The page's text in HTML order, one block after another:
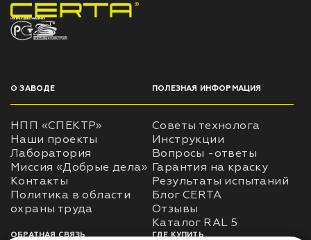
НПП «СПЕКТР» ЗАВОД ЛАКОКРАСОЧНЫХ МАТЕРИАЛОВ
О ЗАВОДЕ
НПП «СПЕКТР»
Наши проекты
Лаборатория
Миссия «Добрые дела»
Контакты
Политика в области
ПОЛЕЗНАЯ ИНФОРМАЦИЯ
Советы технолога
Инструкции
Вопросы -ответы
Гарантия на краску
Результаты испытаний
Блог CERTA
Отзывы
Каталог RAL 5
ОБРАТНАЯ СВЯЗЬ ГДЕ КУПИТЬ